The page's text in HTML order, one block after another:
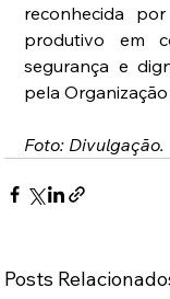
reconhecida
produtivo em
segurança e
pela
Foto: Divulgação.
Posts